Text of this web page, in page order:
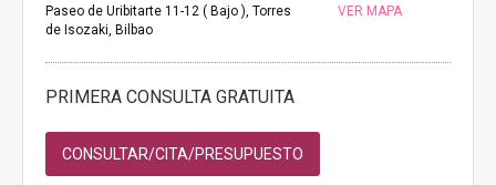
Paseo de Uribitarte 11-12 ( Bajo ), Torres
de Isozaki, Bilbao
VER MAPA
PRIMERA CONSULTA GRATUITA
CONSULTAR/CITA/PRESUPUESTO